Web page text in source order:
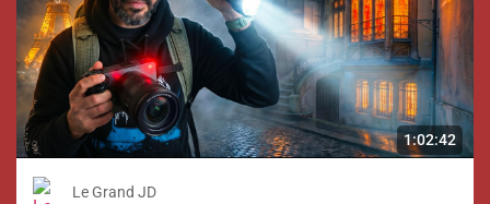
1:02:42
Le Grand JD